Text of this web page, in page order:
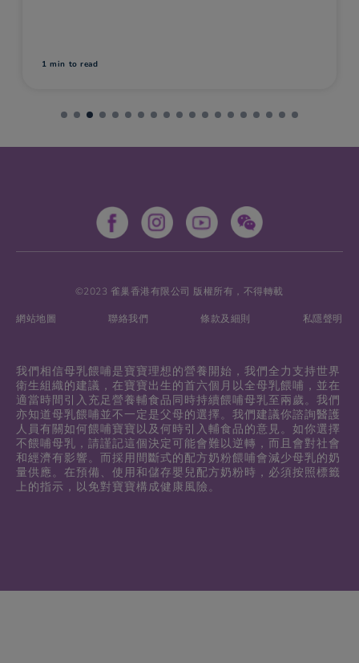
1 min to read
©2023 雀巢香港有限公司 版權所有，不得轉載
網站地圖 聯絡我們 條款及細則 私隱聲明
我們相信母乳餵哺是寶寶理想的營養開始，我們全力支持世界
衛生組織的建議，在寶寶出生的首六個月以全母乳餵哺，並在
適當時間引入充足營養輔食品同時持續餵哺母乳至兩歲。我們
亦知道母乳餵哺並不一定是父母的選擇。我們建議你諮詢醫護
人員有關如何餵哺寶寶以及何時引入輔食品的意見。如你選擇
不餵哺母乳，請謹記這個決定可能會難以逆轉，而且會對社會
和經濟有影響。而採用間斷式的配方奶粉餵哺會減少母乳的奶
量供應。在預備、使用和儲存嬰兒配方奶粉時，必須按照標籤
上的指示，以免對寶寶構成健康風險。